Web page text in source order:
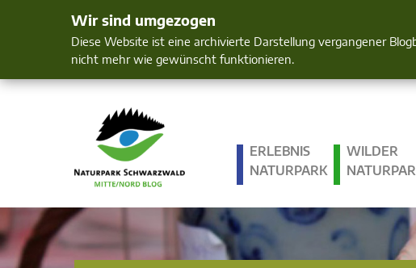
Wir sind umgezogen
Diese Website ist eine archivierte Darstellung vergangener
nicht mehr wie gewünscht funktionieren.
Mensch und
ERLEBNIS
NATURPARK
WILDER